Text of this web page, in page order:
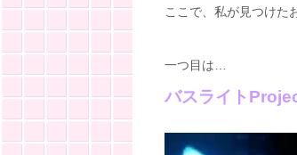
ここで、私が見つけた
一つ目は…
バスライト